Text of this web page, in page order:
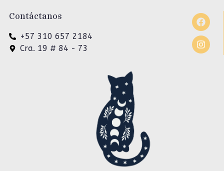
Contáctanos
+57 310 657 2184
Cra. 19 # 84 - 73